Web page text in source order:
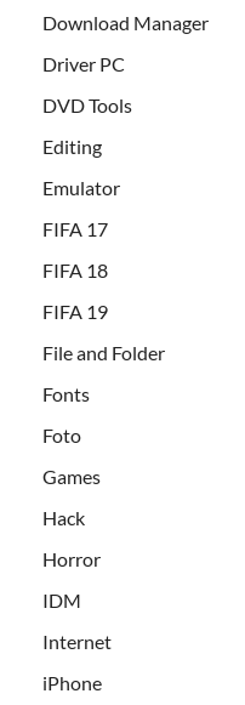
Download Manager
Driver PC
DVD Tools
Editing
Emulator
FIFA 17
FIFA 18
FIFA 19
File and Folder
Fonts
Foto
Games
Hack
Horror
IDM
Internet
iPhone